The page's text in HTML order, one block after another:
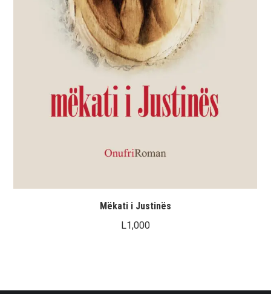
Mëkati i Justinës
L1,000